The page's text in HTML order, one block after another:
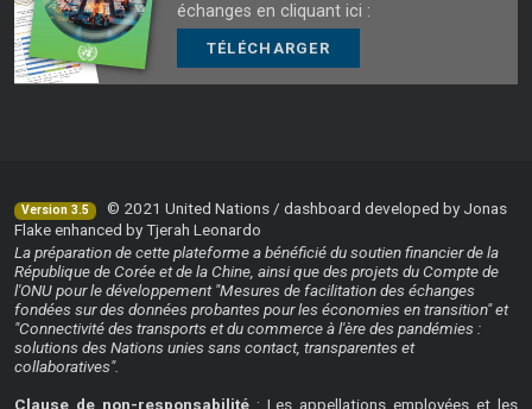
échanges en cliquant ici :
TÉLÉCHARGER
Version 3.5
© 2021 United Nations / dashboard developed by Jonas
Flake enhanced by Tjerah Leonardo
La préparation de cette plateforme a bénéficié du soutien financier de la
République de Corée et de la Chine, ainsi que des projets du Compte de
l'ONU pour le développement "Mesures de facilitation des échanges
fondées sur des données probantes pour les économies en transition" et
"Connectivité des transports et du commerce à l'ère des pandémies :
solutions des Nations unies sans contact, transparentes et
collaboratives".
Clause de non-responsabilité : Les appellations employées et les